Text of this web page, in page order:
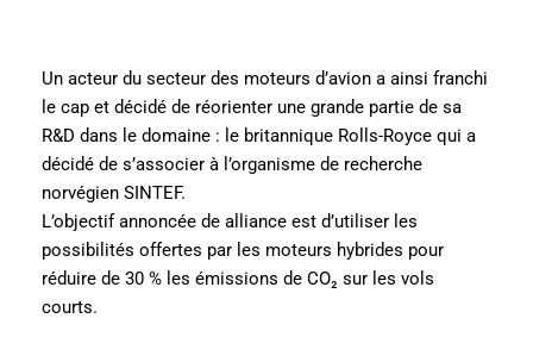
Un acteur du secteur des moteurs d’avion a ainsi franchi
le cap et décidé de réorienter une grande partie de sa
R&D dans le domaine : le britannique Rolls-Royce qui a
décidé de s’associer à l’organisme de recherche
norvégien SINTEF.
L’objectif annoncée de alliance est d’utiliser les
possibilités offertes par les moteurs hybrides pour
réduire de 30 % les émissions de CO₂ sur les vols
courts.